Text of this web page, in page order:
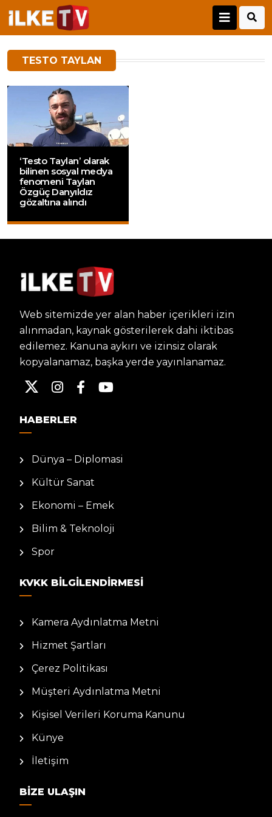
TESTO TAYLAN
‘Testo Taylan’ olarak
bilinen sosyal medya
fenomeni Taylan
Özgüç Danyıldız
gözaltına alındı
Web sitemizde yer alan haber içerikleri izin
alınmadan, kaynak gösterilerek dahi iktibas
edilemez. Kanuna aykırı ve izinsiz olarak
kopyalanamaz, başka yerde yayınlanamaz.
HABERLER
Dünya – Diplomasi
Kültür Sanat
Ekonomi – Emek
Bilim & Teknoloji
Spor
KVKK BILGILENDIRMESI
Kamera Aydınlatma Metni
Hizmet Şartları
Çerez Politikası
Müşteri Aydınlatma Metni
Kişisel Verileri Koruma Kanunu
Künye
İletişim
BIZE ULAŞIN